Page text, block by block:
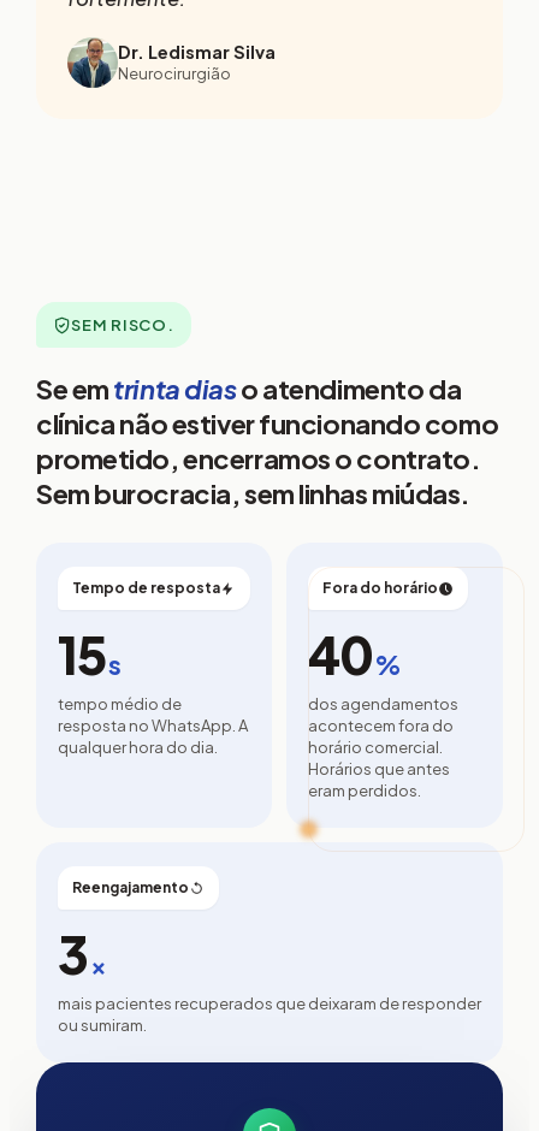
Dr. Ledismar Silva
Neurocirurgião
SEM RISCO.
Se emtrinta diaso atendimento da
clínica não estiver funcionando como
prometido, encerramos o contrato.
Sem burocracia, sem linhas miúdas.
Tempo de resposta
15s
tempo médio de
resposta no WhatsApp. A
qualquer hora do dia.
Fora do horário
40%
dos agendamentos
acontecem fora do
horário comercial.
Horários que antes
eram perdidos.
Reengajamento
3×
mais pacientes recuperados que deixaram de responder
ou sumiram.